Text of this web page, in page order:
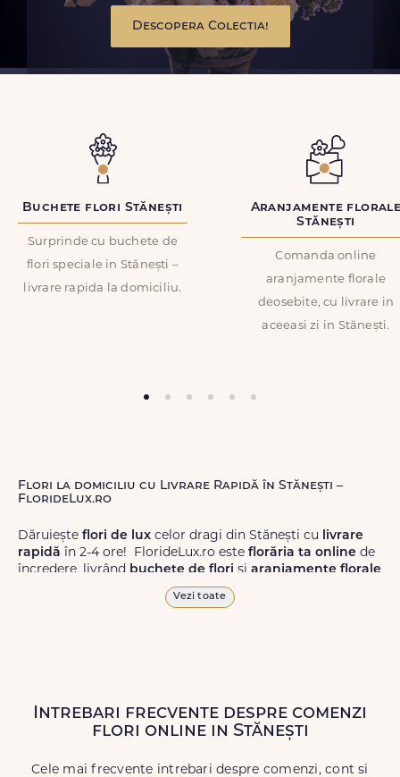
Descopera Colectia!
Buchete flori Stănești
Surprinde cu buchete de
flori speciale in Stănești –
livrare rapida la domiciliu.
Aranjamente
Stănești
Comanda online
aranjamente florale
deosebite, cu livrare in
aceeasi zi in Stănești.
Flori la domiciliu cu Livrare Rapidă în Stănești –
FlorideLux.ro
Dăruiește flori de lux celor dragi din Stănești cu livrare
rapidă în 2-4 ore! FlorideLux.ro este florăria ta online de
încredere, livrând buchete de flori și aranjamente florale
de calitate superioară în Stănești și în toată România.
Livrăm buchete de florichiar și în weekend, pentru ca tu
să poți adresa un gest frumos atunci când ai nevoie.
Vezi toate
Intrebari frecvente despre comenzi
flori online in Stănești
Cele mai frecvente intrebari despre comenzi, cont si